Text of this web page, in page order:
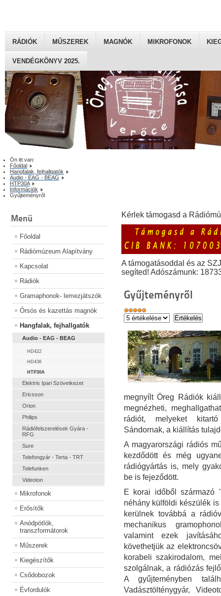
RÁDIÓK MŰSZEREK MAGNÓK MIKROFONOK
VENDÉGKÖNYV 2025.
Ön itt van:
Főoldal
Hangfalak, fejhallgatók
Audio - EAG - BEAG
HTP30A
Információk
Gyűjteményről
Menü
Főoldal
Rádiómúzeum Alapítvány
Kapcsolat
Rádiók
Gramaphonok- lemezjátszók
Órsós és kazettás magnók
Hangfalak, fejhallgatók
Audio - EAG - BEAG
HD422
HD436
HTP30A
Elektris Ipari Szövetkezet
Ericsson
Orion
Philips
Rádiófelszerelések Gyára -
RFG
Sure
Telefongyár - Terta - TRT
Telefunken
Videoton
Mikrofonok
Erősítők
Anódpótlók,
transzformátorok
Műszerek
Kiegészítők
Csődobozok
Évfordulók
Kérlek támogasd a
A támogatásoddal és az
segíted! Adószámunk:
Gyűjteményről
megnyílt Öreg Rádiók
megnézheti,
rádiót, melyeket
Sándornak, a kiállítás
A magyarországi rádiós
kezdődött és még
rádiógyártás is, mely
be is fejeződött.
E korai időből származó
néhány külföldi készülék
kerülnek továbbá a
mechanikus
valamint ezek
követhetjük az
korabeli szakirodalom,
szolgálnak, a rádiózás
A gyűjteményben
Vadásztölténygyár,